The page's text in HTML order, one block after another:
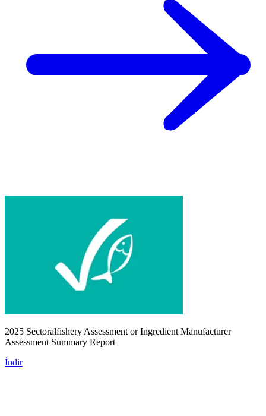
2025 Sectoralfishery Assessment or Ingredient Manufacturer
Assessment Summary Report
İndir